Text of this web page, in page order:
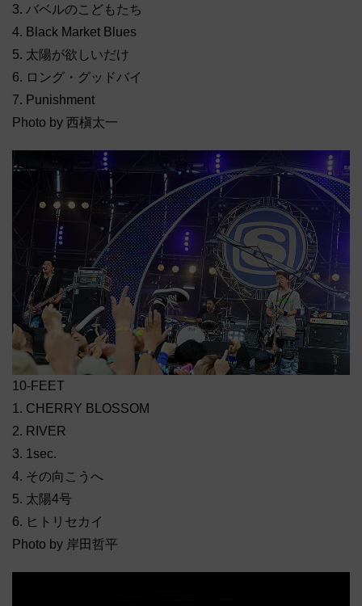
3. バベルのこどもたち
4. Black Market Blues
5. 太陽が欲しいだけ
6. ロング・グッドバイ
7. Punishment
Photo by 西槇太一
10-FEET
1. CHERRY BLOSSOM
2. RIVER
3. 1sec.
4. その向こうへ
5. 太陽4号
6. ヒトリセカイ
Photo by 岸田哲平